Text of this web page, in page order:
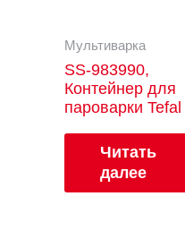
Мультиварка
SS-983990,
Контейнер для
пароварки Tefal
Читать
далее